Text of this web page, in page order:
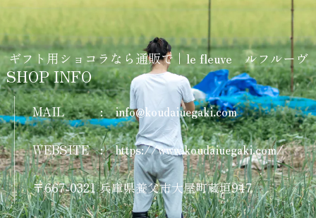
ギフト用ショコラなら通販で｜le fleuve ルフルーヴ
SHOP INFO
MAIL : info@koudaiuegaki.com
WEBSITE : https://www.koudaiuegaki.com/
〒667-0321 兵庫県養父市大屋町蔵垣947